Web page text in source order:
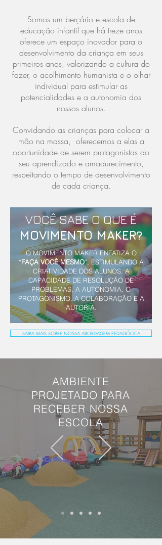
Somos um berçário e escola de
educação infantil que há treze anos
oferece um espaço inovador para o
desenvolvimento da criança em seus
primeiros anos, valorizando a cultura do
fazer, o acolhimento humanista e o olhar
individual para estimular as
potencialidades e a autonomia dos
nossos alunos.
Convidando as crianças para colocar a
mão na massa, oferecemos a elas a
oportunidade de serem protagonistas do
seu aprendizado e amadurecimento,
respeitando o tempo de desenvolvimento
de cada criança.
VOCÊ SABE O QUE É
MOVIMENTO MAKER?
O MOVIMENTO MAKER ENFATIZA O
“FAÇA VOCÊ MESMO”, ESTIMULANDO A
CRIATIVIDADE DOS ALUNOS, A
CAPACIDADE DE RESOLUÇÃO DE
PROBLEMAS, A AUTONOMIA, O
PROTAGONISMO, A COLABORAÇÃO E A
AUTORIA.
SAIBA MAIS SOBRE NOSSA ABORDAGEM PEDAGÓCICA
AMBIENTE
PROJETADO PARA
RECEBER NOSSA
ESCOLA